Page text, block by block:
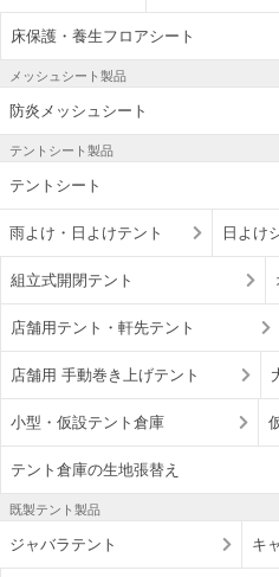
床保護・養生フロアシート
メッシュシート製品
防炎メッシュシート
テントシート製品
テントシート
雨よけ・日よけテント 日よけ
組立式開閉テント
店舗用テント・軒先テント
店舗用 手動巻き上げテント
小型・仮設テント倉庫
テント倉庫の生地張替え
既製テント製品
ジャバラテント キ